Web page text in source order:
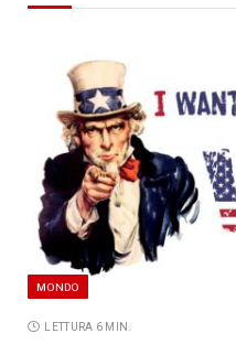
MONDO
LETTURA 6 MIN.